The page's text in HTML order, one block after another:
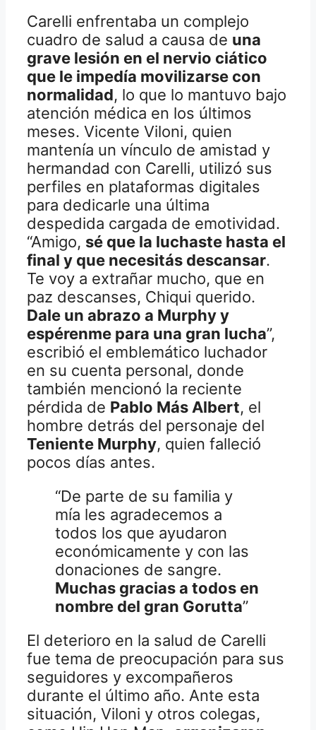
Carelli enfrentaba un complejo
cuadro de salud a causa de una
grave lesión en el nervio ciático
que le impedía movilizarse con
normalidad, lo que lo mantuvo bajo
atención médica en los últimos
meses. Vicente Viloni, quien
mantenía un vínculo de amistad y
hermandad con Carelli, utilizó sus
perfiles en plataformas digitales
para dedicarle una última
despedida cargada de emotividad.
“Amigo, sé que la luchaste hasta el
final y que necesitás descansar.
Te voy a extrañar mucho, que en
paz descanses, Chiqui querido.
Dale un abrazo a Murphy y
espérenme para una gran lucha”,
escribió el emblemático luchador
en su cuenta personal, donde
también mencionó la reciente
pérdida de Pablo Más Albert, el
hombre detrás del personaje del
Teniente Murphy, quien falleció
pocos días antes.
“De parte de su familia y
mía les agradecemos a
todos los que ayudaron
económicamente y con las
donaciones de sangre.
Muchas gracias a todos en
nombre del gran Gorutta”
El deterioro en la salud de Carelli
fue tema de preocupación para sus
seguidores y excompañeros
durante el último año. Ante esta
situación, Viloni y otros colegas,